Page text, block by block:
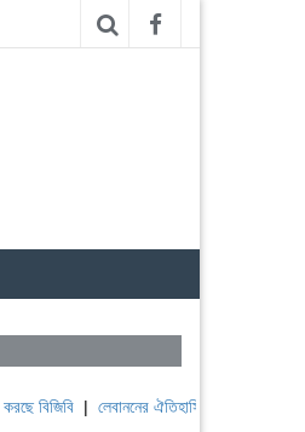
|লেবাননের ঐতিহাসিক বউফোর্ট দুর্গ দখল করল